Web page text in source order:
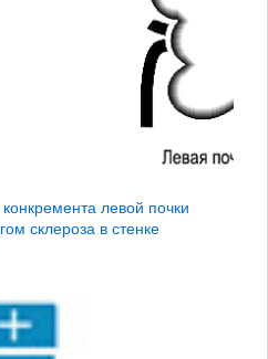
левой почки
склероза в стенке